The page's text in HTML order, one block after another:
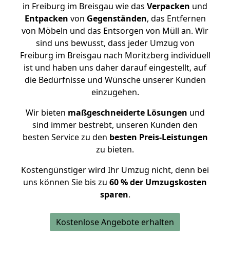
in Freiburg im Breisgau wie das Verpacken und
Entpacken von Gegenständen, das Entfernen
von Möbeln und das Entsorgen von Müll an. Wir
sind uns bewusst, dass jeder Umzug von
Freiburg im Breisgau nach Moritzberg individuell
ist und haben uns daher darauf eingestellt, auf
die Bedürfnisse und Wünsche unserer Kunden
einzugehen.
Wir bieten maßgeschneiderte Lösungen und
sind immer bestrebt, unseren Kunden den
besten Service zu den besten Preis-Leistungen
zu bieten.
Kostengünstiger wird Ihr Umzug nicht, denn bei
uns können Sie bis zu 60 % der Umzugskosten
sparen.
Kostenlose Angebote erhalten